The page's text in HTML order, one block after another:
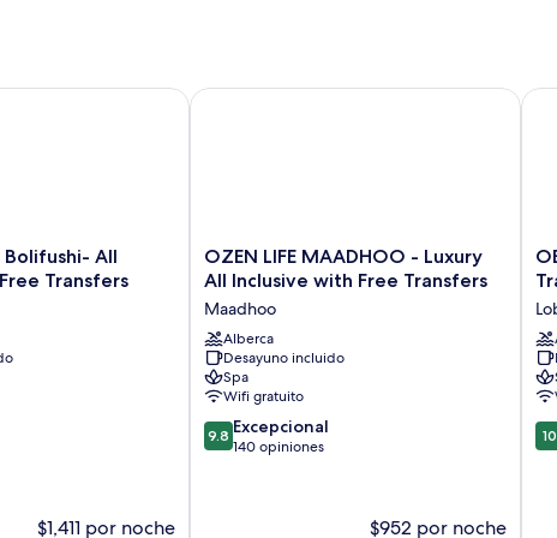
Bolifushi- All
Transfers
$1,411 por noche
All Inclusive with Free Transfers
OZEN
LIFE
-
Luxury
All
Inclusive
with
Free
Transfers
OZEN LIFE MAADHOO - Luxury
All Inclusive with Free Transfers
Maadhoo
Alberca
Desayuno incluido
Spa
Wifi gratuito
9.8
de
9.8 Excepcional
140 opiniones
$952 por noche
OZEN LIFE MAADHOO - Luxury All
de
10